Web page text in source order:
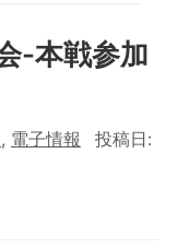
-本戦参加
, 電子情報 投稿日: